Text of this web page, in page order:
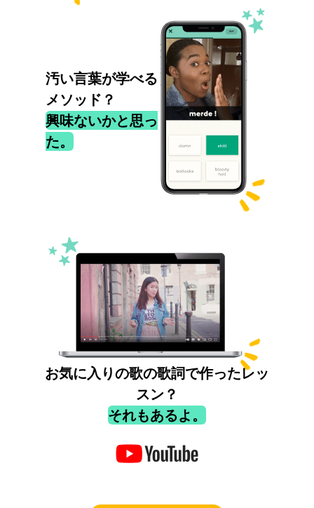
汚い言葉が学べる
メソッド？
興味ないかと思っ
た。
お気に入りの歌の歌詞で作ったレッ
スン？
それもあるよ。